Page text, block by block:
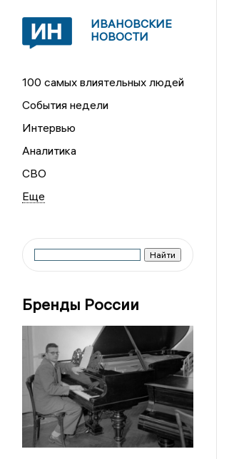
ИВАНОВСКИЕ
НОВОСТИ
100 самых влиятельных людей
События недели
Интервью
Аналитика
СВО
Бренды России